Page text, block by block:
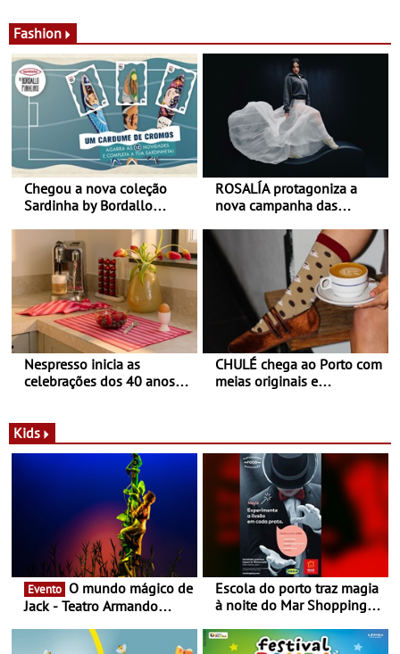
Fashion
Chegou a nova coleção
Sardinha by Bordallo
ROSALÍA protagoniza a
nova campanha das
Balance
Nespresso inicia as
celebrações dos 40 anos
Novas - Edição limitada
Nespresso x Torres Novas
CHULÉ chega ao Porto com
meias originais e
Shopping
Kids
Evento
Jack - Teatro Armando
Escola do porto traz magia
à noite do Mar Shopping
29 de abril, às 21h00